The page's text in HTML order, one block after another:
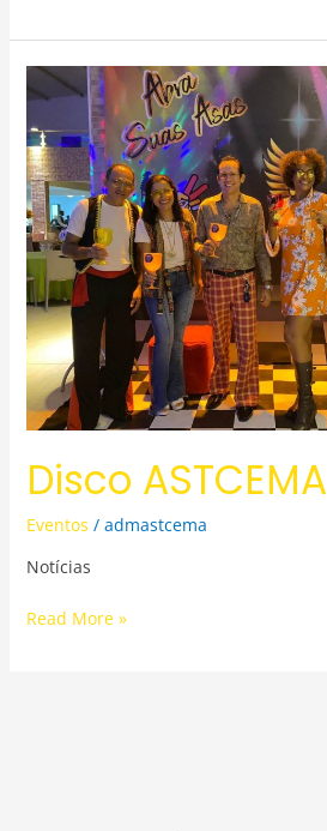
Disco ASTCEMA
Eventos / admastcema
Notícias
Disco
ASTCEMA
Read More »